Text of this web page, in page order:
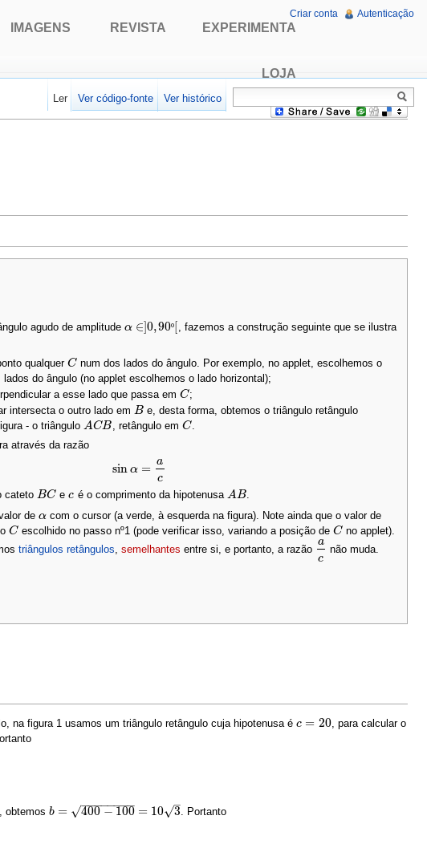
agudo de amplitude α ∈]0,90º[
α∈]0,90º[
, fazemos a construção seguinte que se ilustra
qualquer C
C num dos lados do ângulo. Por exemplo, no applet, escolhemos o
do ângulo (no applet escolhemos o lado horizontal);
a esse lado que passa em C
C ;
intersecta o outro lado em B
B e, desta forma, obtemos o triângulo retângulo
- o triângulo ACB
ACB , retângulo em C
C .
através da razão
sin α =
a
c
sinα= ac
cateto BC
BC ec
c é o comprimento da hipotenusa AB
AB .
de α
α com o cursor (a verde, à esquerda na figura). Note ainda que o valor de
C
C escolhido no passo nº1 (pode verificar isso, variando a posição de C
C no applet).
triângulos retângulos, semelhantes entre si, e portanto, a razão
a
c
ac não muda.
na figura 1 usamos um triângulo retângulo cuja hipotenusa é c = 20
c =20
, para calcular o
, obtemos b = 400 − 100
− −
−−−−−−
√ = 10 3
–
√
b=400−100 =103 . Portanto
IMAGENS REVISTA EXPERIMENTA
LOJA
Criar conta Autenticação
Ler Ver código-fonte Ver histórico